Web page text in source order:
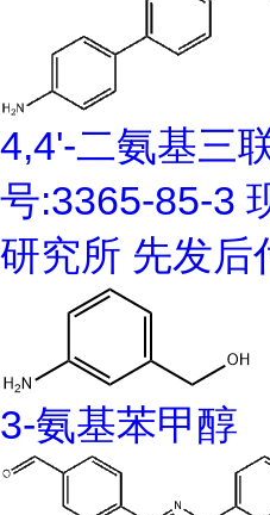
4,4'-二氨基三
号:3365-85-3
研究所 先发后
3-氨基苯甲醇